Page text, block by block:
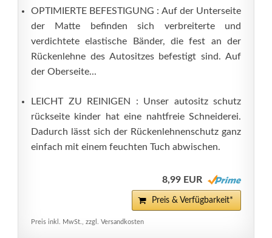
OPTIMIERTE BEFESTIGUNG : Auf der Unterseite
der Matte befinden sich verbreiterte und
verdichtete elastische Bänder, die fest an der
Rückenlehne des Autositzes befestigt sind. Auf
der Oberseite...
LEICHT ZU REINIGEN : Unser autositz schutz
rückseite kinder hat eine nahtfreie Schneiderei.
Dadurch lässt sich der Rückenlehnenschutz ganz
einfach mit einem feuchten Tuch abwischen.
8,99 EUR
Preis & Verfügbarkeit*
Preis inkl. MwSt., zzgl. Versandkosten